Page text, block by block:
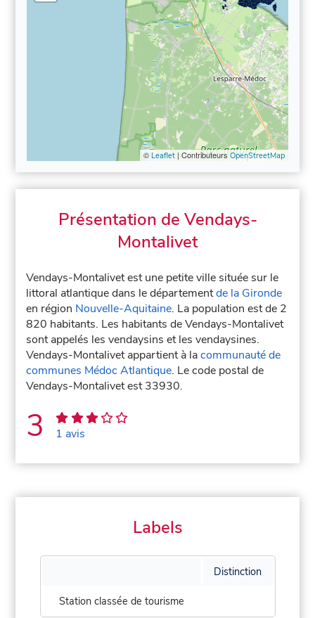
© Leaflet| ContributeursOpenStreetMap
Présentation de Vendays-
Montalivet
Vendays-Montalivet est une petite ville située sur le
littoral atlantique dans le départementde la Gironde
en région Nouvelle-Aquitaine. La population est de 2
820 habitants. Les habitants de Vendays-Montalivet
sont appelés les vendaysins et les vendaysines.
Vendays-Montalivet appartient à lacommunauté de
communes Médoc Atlantique. Le code postal de
Vendays-Montalivet est 33930.
3 1 avis
Labels
Distinction
Station classée de tourisme